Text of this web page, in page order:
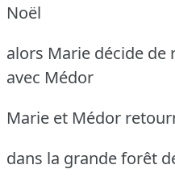
Noël
alors Marie décide
avec Médor
Marie et Médor
dans la grande forêt